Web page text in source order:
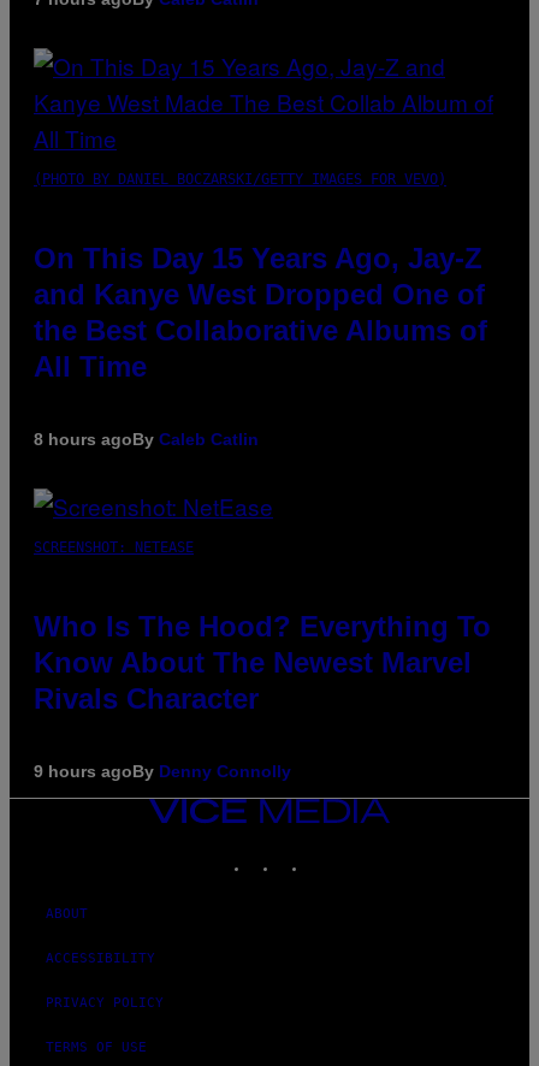
(PHOTO BY DANIEL BOCZARSKI/GETTY IMAGES FOR VEVO)
On This Day 15 Years Ago, Jay-Z
and Kanye West Dropped One of
the Best Collaborative Albums of
All Time
8 hours agoBy Caleb Catlin
SCREENSHOT: NETEASE
Who Is The Hood? Everything To
Know About The Newest Marvel
Rivals Character
9 hours agoBy Denny Connolly
VICE
ABOUT
ACCESSIBILITY
PRIVACY POLICY
TERMS OF USE